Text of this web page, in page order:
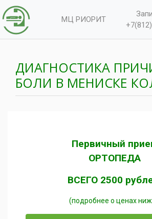
МЦ РИОРИТ
ДИАГНОСТИКА
БОЛИ В МЕНИСКЕ
Первичный
ОРТОПЕДА
ВСЕГО 2500
(подробнее о ценах